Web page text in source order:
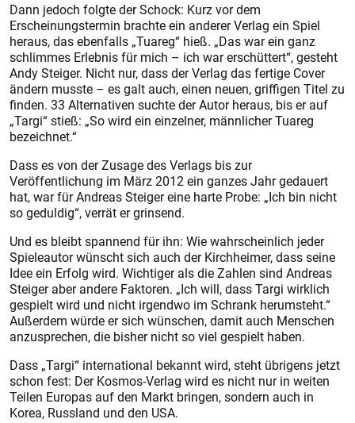
Dann jedoch folgte der Schock: Kurz vor dem
Erscheinungstermin brachte ein anderer Verlag ein Spiel
heraus, das ebenfalls „Tuareg“ hieß. „Das war ein ganz
schlimmes Erlebnis für mich – ich war erschüttert“, gesteht
Andy Steiger. Nicht nur, dass der Verlag das fertige Cover
ändern musste – es galt auch, einen neuen, griffigen Titel zu
finden. 33 Alternativen suchte der Autor heraus, bis er auf
„Targi“ stieß: „So wird ein einzelner, männlicher Tuareg
bezeichnet.“
Dass es von der Zusage des Verlags bis zur
Veröffentlichung im März 2012 ein ganzes Jahr gedauert
hat, war für Andreas Steiger eine harte Probe: „Ich bin nicht
so geduldig“, verrät er grinsend.
Und es bleibt spannend für ihn: Wie wahrscheinlich jeder
Spieleautor wünscht sich auch der Kirchheimer, dass seine
Idee ein Erfolg wird. Wichtiger als die Zahlen sind Andreas
Steiger aber andere Faktoren. „Ich will, dass Targi wirklich
gespielt wird und nicht irgendwo im Schrank herumsteht.“
Außerdem würde er sich wünschen, damit auch Menschen
anzusprechen, die bisher nicht so viel gespielt haben.
Dass „Targi“ international bekannt wird, steht übrigens jetzt
schon fest: Der Kosmos-Verlag wird es nicht nur in weiten
Teilen Europas auf den Markt bringen, sondern auch in
Korea, Russland und den USA.